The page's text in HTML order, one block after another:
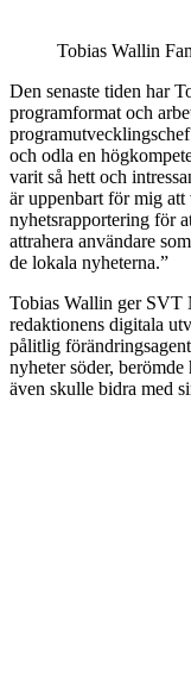
Tobias Wallin
Den senaste tiden har
programformat och
och odla en
varit så hett och
är uppenbart för mig
nyhetsrapportering för
attrahera användare
de lokala nyheterna.”
Tobias Wallin ger SVT
redaktionens digitala
pålitlig
nyheter söder, berömde
även skulle bidra med